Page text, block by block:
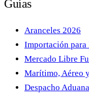
Guías
Aranceles 2026
Importación para
Mercado Libre
Marítimo, Aéreo
Despacho